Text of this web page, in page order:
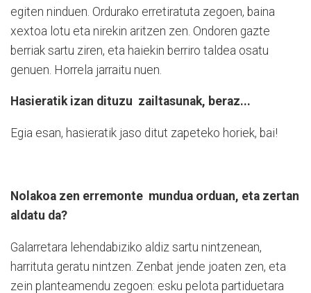
egiten ninduen. Ordurako erretiratuta zegoen, baina
xextoa lotu eta nirekin aritzen zen. Ondoren gazte
berriak sartu ziren, eta haiekin berriro taldea osatu
genuen. Horrela jarraitu nuen.
Hasieratik izan dituzu zailtasunak, beraz...
Egia esan, hasieratik jaso ditut zapeteko horiek, bai!
Nolakoa zen erremonte mundua orduan, eta zertan
aldatu da?
Galarretara lehendabiziko aldiz sartu nintzenean,
harrituta geratu nintzen. Zenbat jende joaten zen, eta
zein planteamendu zegoen: esku pelota partiduetara